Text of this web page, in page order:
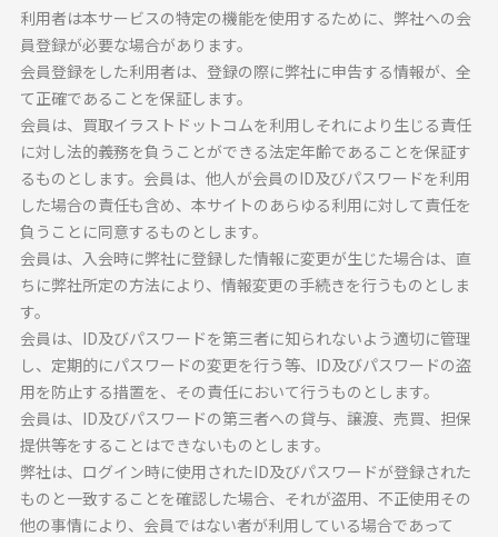
利用者は本サービスの特定の機能を使用するために、弊社への会
員登録が必要な場合があります。
会員登録をした利用者は、登録の際に弊社に申告する情報が、全
て正確であることを保証します。
会員は、買取イラストドットコムを利用しそれにより生じる責任
に対し法的義務を負うことができる法定年齢であることを保証す
るものとします。会員は、他人が会員のID及びパスワードを利用
した場合の責任も含め、本サイトのあらゆる利用に対して責任を
負うことに同意するものとします。
会員は、入会時に弊社に登録した情報に変更が生じた場合は、直
ちに弊社所定の方法により、情報変更の手続きを行うものとしま
す。
会員は、ID及びパスワードを第三者に知られないよう適切に管理
し、定期的にパスワードの変更を行う等、ID及びパスワードの盗
用を防止する措置を、その責任において行うものとします。
会員は、ID及びパスワードの第三者への貸与、譲渡、売買、担保
提供等をすることはできないものとします。
弊社は、ログイン時に使用されたID及びパスワードが登録された
ものと一致することを確認した場合、それが盗用、不正使用その
他の事情により、会員ではない者が利用している場合であって